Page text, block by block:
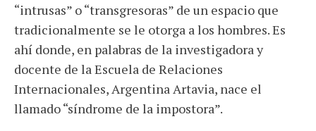
“intrusas” o “transgresoras” de un espacio que
tradicionalmente se le otorga a los hombres. Es
ahí donde, en palabras de la investigadora y
docente de la Escuela de Relaciones
Internacionales, Argentina Artavia, nace el
llamado “síndrome de la impostora”.